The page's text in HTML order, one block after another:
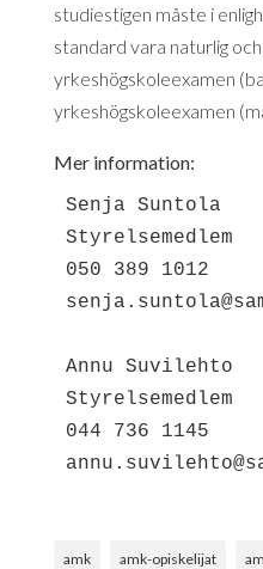
studiestigen måste i
standard vara naturlig
yrkeshögskoleexamen
yrkeshögskoleexamen
Mer information:
Senja Suntola
Styrelsemedlem
Annu Suvilehto
Styrelsemedlem
044 736 1145
amk amk-opiskelijat